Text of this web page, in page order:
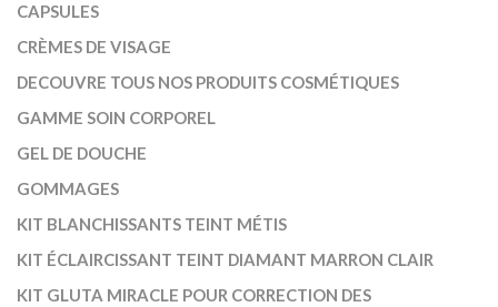
CAPSULES
CRÈMES DE VISAGE
DECOUVRE TOUS NOS PRODUITS COSMÉTIQUES
GAMME SOIN CORPOREL
GEL DE DOUCHE
GOMMAGES
KIT BLANCHISSANTS TEINT MÉTIS
KIT ÉCLAIRCISSANT TEINT DIAMANT MARRON CLAIR
KIT GLUTA MIRACLE POUR CORRECTION DES